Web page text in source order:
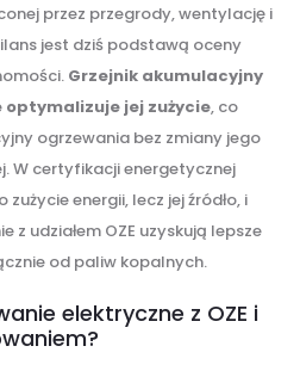
przez przegrody, wentylację i
jest dziś podstawą oceny
Grzejnik akumulacyjny
jej zużycie, co
ogrzewania bez zmiany jego
W certyfikacji energetycznej
energii, lecz jej źródło, i
z udziałem OZE uzyskują lepsze
od paliw kopalnych.
elektryczne z OZE i